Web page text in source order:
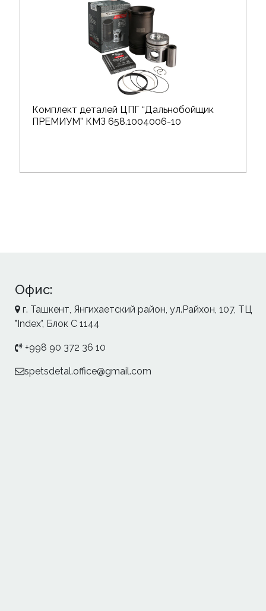
Комплект деталей ЦПГ “Дальнобойщик
ПРЕМИУМ” КМЗ 658.1004006-10
Офис:
г. Ташкент, Янгихаетский район, ул.Райхон, 107, ТЦ
"Index", Блок С 1144
+998 90 372 36 10
spetsdetal.office@gmail.com